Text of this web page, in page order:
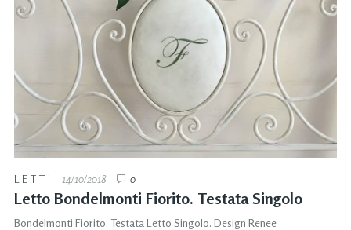
LETTI 14/10/2018 0
Letto Bondelmonti Fiorito. Testata Singolo
Bondelmonti Fiorito. Testata Letto Singolo. Design Renee